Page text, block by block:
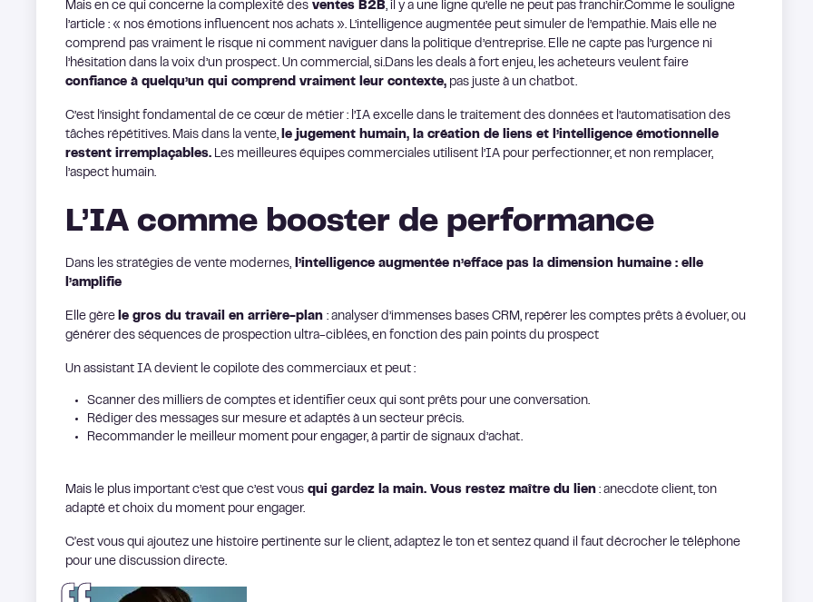
Mais en ce qui concerne la complexité des ventes B2B, il y a une ligne qu’elle ne peut pas franchir.Comme le souligne
l’article : « nos émotions influencent nos achats ». L’intelligence augmentée peut simuler de l’empathie. Mais elle ne
comprend pas vraiment le risque ni comment naviguer dans la politique d’entreprise. Elle ne capte pas l’urgence ni
l’hésitation dans la voix d’un prospect. Un commercial, si.Dans les deals à fort enjeu, les acheteurs veulent faire
confiance à quelqu’un qui comprend vraiment leur contexte, pas juste à un chatbot.
C’est l’insight fondamental de ce cœur de métier : l’IA excelle dans le traitement des données et l’automatisation des
tâches répétitives. Mais dans la vente, le jugement humain, la création de liens et l’intelligence émotionnelle
restent irremplaçables. Les meilleures équipes commerciales utilisent l’IA pour perfectionner, et non remplacer,
l’aspect humain.
L’IA comme booster de performance
Dans les stratégies de vente modernes, l’intelligence augmentée n’efface pas la dimension humaine : elle
l’amplifie
Elle gère le gros du travail en arrière-plan : analyser d’immenses bases CRM, repérer les comptes prêts à évoluer, ou
générer des séquences de prospection ultra-ciblées, en fonction des pain points du prospect
Un assistant IA devient le copilote des commerciaux et peut :
Scanner des milliers de comptes et identifier ceux qui sont prêts pour une conversation.
Rédiger des messages sur mesure et adaptés à un secteur précis.
Recommander le meilleur moment pour engager, à partir de signaux d’achat.
Mais le plus important c’est que c’est vous qui gardez la main. Vous restez maître du lien : anecdote client, ton
adapté et choix du moment pour engager.
C'est vous qui ajoutez une histoire pertinente sur le client, adaptez le ton et sentez quand il faut décrocher le téléphone
pour une discussion directe.